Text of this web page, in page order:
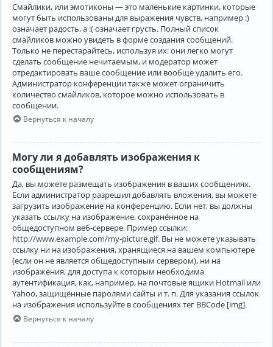
Смайлики, или эмотиконы — это маленькие картинки, которые
могут быть использованы для выражения чувств, например :)
означает радость, а :( означает грусть. Полный список
смайликов можно увидеть в форме создания сообщений.
Только не перестарайтесь, используя их: они легко могут
сделать сообщение нечитаемым, и модератор может
отредактировать ваше сообщение или вообще удалить его.
Администратор конференции также может ограничить
количество смайликов, которое можно использовать в
сообщении.
Вернуться к началу
Могу ли я добавлять изображения к
сообщениям?
Да, вы можете размещать изображения в ваших сообщениях.
Если администратор разрешил добавлять вложения, вы можете
загрузить изображение на конференцию. Если нет, вы должны
указать ссылку на изображение, сохранённое на
общедоступном веб-сервере. Пример ссылки:
http://www.example.com/my-picture.gif. Вы не можете указывать
ссылку ни на изображения, хранящиеся на вашем компьютере
(если он не является общедоступным сервером), ни на
изображения, для доступа к которым необходима
аутентификация, как, например, на почтовые ящики Hotmail или
Yahoo, защищённые паролями сайты и т. п. Для указания ссылок
на изображения используйте в сообщениях тег BBCode [img].
Вернуться к началу